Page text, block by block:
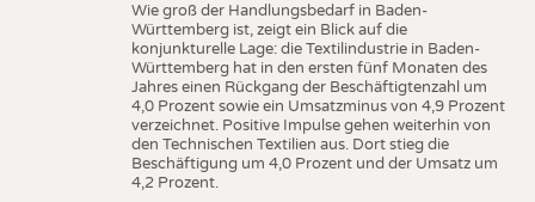
Wie groß der Handlungsbedarf in Baden-
Württemberg ist, zeigt ein Blick auf die
konjunkturelle Lage: die Textilindustrie in Baden-
Württemberg hat in den ersten fünf Monaten des
Jahres einen Rückgang der Beschäftigtenzahl um
4,0 Prozent sowie ein Umsatzminus von 4,9 Prozent
verzeichnet. Positive Impulse gehen weiterhin von
den Technischen Textilien aus. Dort stieg die
Beschäftigung um 4,0 Prozent und der Umsatz um
4,2 Prozent.